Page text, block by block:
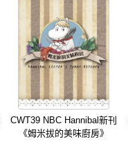
CWT39 NBC Hannibal新刊
《姆米拔的美味廚房》